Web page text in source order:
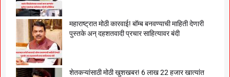
महाराष्ट्रात मोठी कारवाई! बॉम्ब बनवण्याची माहिती देणारी
पुस्तके अन् दहशतवादी प्रचार साहित्यावर बंदी
शेतकऱ्यांसाठी मोठी खुशखबर! 6 लाख 22 हजार खात्यांत